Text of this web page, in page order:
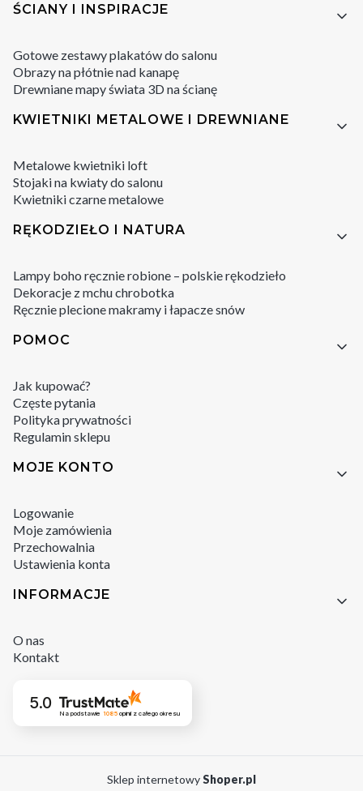
ŚCIANY I INSPIRACJE
Gotowe zestawy plakatów do salonu
Obrazy na płótnie nad kanapę
Drewniane mapy świata 3D na ścianę
KWIETNIKI METALOWE I DREWNIANE
Metalowe kwietniki loft
Stojaki na kwiaty do salonu
Kwietniki czarne metalowe
RĘKODZIEŁO I NATURA
Lampy boho ręcznie robione – polskie rękodzieło
Dekoracje z mchu chrobotka
Ręcznie plecione makramy i łapacze snów
POMOC
Jak kupować?
Częste pytania
Polityka prywatności
Regulamin sklepu
MOJE KONTO
Logowanie
Moje zamówienia
Przechowalnia
Ustawienia konta
INFORMACJE
O nas
Kontakt
5.0
Na podstawie 1085opinii z całego okresu
Sklep internetowyShoper.pl